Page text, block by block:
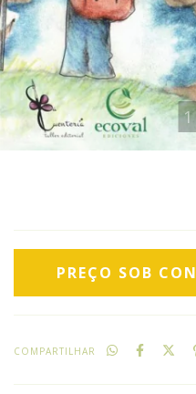
1
COMPARTILHAR